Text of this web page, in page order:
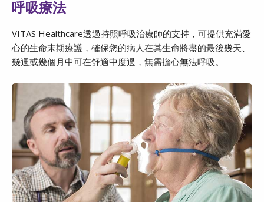
呼吸療法
VITAS Healthcare透過持照呼吸治療師的支持，可提供充滿愛
心的生命末期療護，確保您的病人在其生命將盡的最後幾天、
幾週或幾個月中可在舒適中度過，無需擔心無法呼吸。